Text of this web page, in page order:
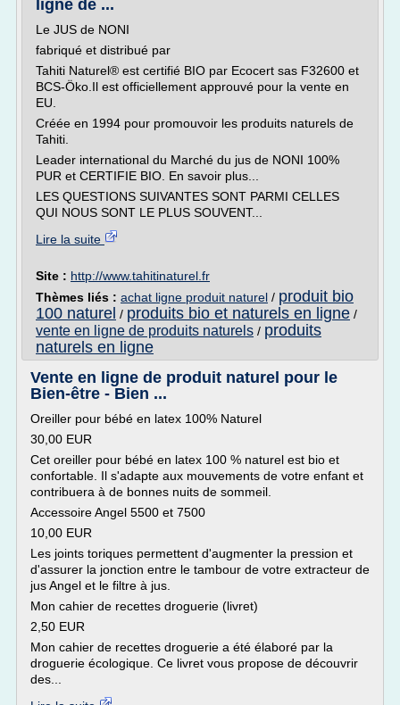
ligne de ...
Le JUS de NONI
fabriqué et distribué par
Tahiti Naturel® est certifié BIO par Ecocert sas F32600 et
BCS-Öko.Il est officiellement approuvé pour la vente en
EU.
Créée en 1994 pour promouvoir les produits naturels de
Tahiti.
Leader international du Marché du jus de NONI 100%
PUR et CERTIFIE BIO. En savoir plus...
LES QUESTIONS SUIVANTES SONT PARMI CELLES
QUI NOUS SONT LE PLUS SOUVENT...
Lire la suite
Site : http://www.tahitinaturel.fr
Thèmes liés : achat ligne produit naturel / produit bio
100 naturel / produits bio et naturels en ligne /
vente en ligne de produits naturels / produits
naturels en ligne
Vente en ligne de produit naturel pour le
Bien-être - Bien ...
Oreiller pour bébé en latex 100% Naturel
30,00 EUR
Cet oreiller pour bébé en latex 100 % naturel est bio et
confortable. Il s'adapte aux mouvements de votre enfant et
contribuera à de bonnes nuits de sommeil.
Accessoire Angel 5500 et 7500
10,00 EUR
Les joints toriques permettent d'augmenter la pression et
d'assurer la jonction entre le tambour de votre extracteur de
jus Angel et le filtre à jus.
Mon cahier de recettes droguerie (livret)
2,50 EUR
Mon cahier de recettes droguerie a été élaboré par la
droguerie écologique. Ce livret vous propose de découvrir
des...